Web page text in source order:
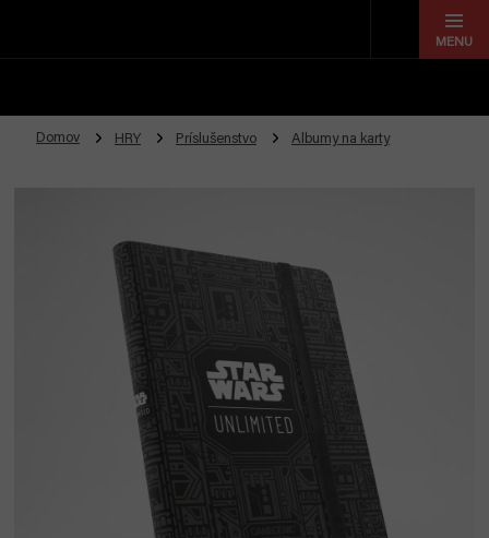
Domov HRY Príslušenstvo Albumy na karty